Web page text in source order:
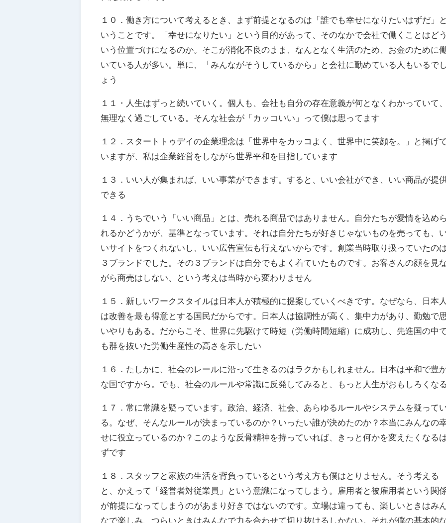
１０．働き方について考えるとき、まず前提となるのは「誰でも幸せになりたいはずだ」と
いうことです。「幸せになりたい」という目的があって、そのなかで会社で働くことはどう
いう位置づけになるのか。そこが消化不良のまま、なんとなく生活のため、お金のために
いている人が多い。単に、「みんながそうしているから」と会社に勤めている人もいるでし
ょう
１１・人生はずっと続いていく。個人も、会社も自分の存在意義が何となくわかっていて、
無理なく過ごしている。そんな社会が「カッコいい」って僕は思ってます
１２．スタートトゥデイの企業理念は「世界中をカッコよく、世界中に笑顔を。」と掲げて
いますが、私は企業経営をしながら世界平和を目指しています
１３．いい人が集まれば、いい事業ができます。すると、いい会社ができ、いい商品が提
できる
１４．うちでいう「いい商品」とは、売れる商品ではありません。自分たちが愛情を込めら
れるかどうかが、基準となっています。それは自分たちが好きじゃないものを売っても、
いサイトをつくれないし、いい広告宣伝も行えないからです。創業当時取り扱っていたの
３ブランドでした。その３ブランドは自分でもよく着ていたものです。お客さんの顔を見
がら商売はしない、という考えは当時から変わりません
１５．新しいワークスタイルは日本人が積極的に提案していくべきです。なぜなら、日本人
は改善を最も得意とする国民だからです。日本人は協調性が高く、集中力があり、勤勉で思
いやりもある。だからこそ、世界に先駆けて時短（労働時間短縮）に成功し、先進国の中
も群を抜いた労働生産性の高さを示したい
１６．たしかに、社会のレールに沿って生きるのはラクかもしれません。日本は平和で豊
な国ですから。でも、社会のルールや常識に反発してみると、もっと人生がおもしろくなる
１７．常に常識を疑っています。政治、経済、社会、あらゆるルールやシステムを疑って
る。なぜ、そんなルールが決まっているのか？いったい誰が決めたのか？本当にみんなの
せに役立っているのか？このような反骨精神を持っていれば、きっと何かを変えたくなる
ずです
１８．スタッフと家族の生活を背負っているという考え方も僕はとりません。そう考える
と、かえって「経営者対従業員」という意識になってしまう。雇用者と被雇用者という関
が前提になってしまうのがあまり好きではないのです。立場は違っても、楽しいときはみん
なで楽しみ、つらいときはみんなで力を合わせて切り抜けるしかない。それが僕の基本的